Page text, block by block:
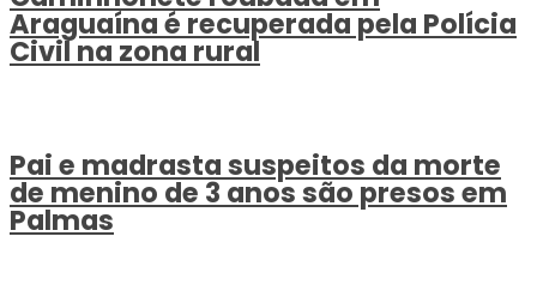
Araguaína é recuperada pela Polícia
Civil na zona rural
Pai e madrasta suspeitos da morte
de menino de 3 anos são presos em
Palmas